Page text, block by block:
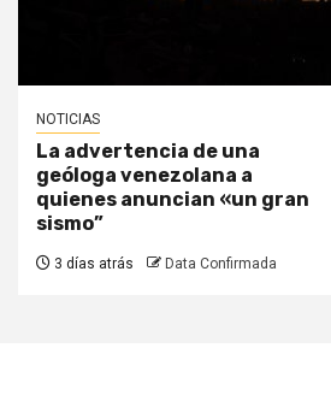
NOTICIAS
La advertencia de una
geóloga venezolana a
quienes anuncian «un gran
sismo”
3 días atrás Data Confirmada